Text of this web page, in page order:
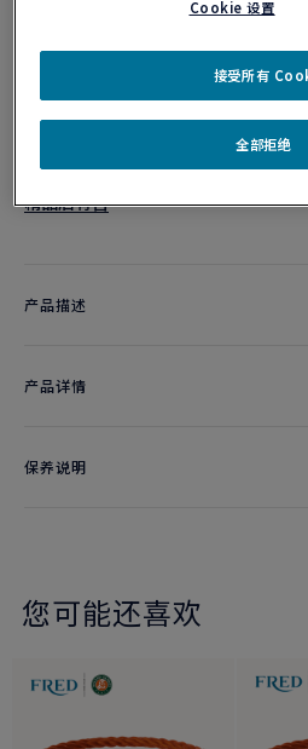
个性化
精品店有售
产品描述
产品详情
保养说明
您可能还喜欢
Cookie 设置
全部拒绝
接受所有